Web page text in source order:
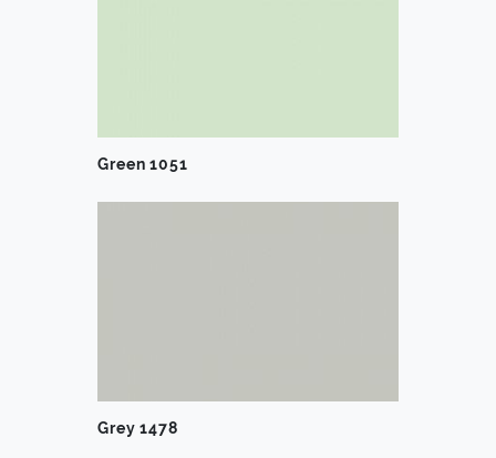
Green 1051
Grey 1478